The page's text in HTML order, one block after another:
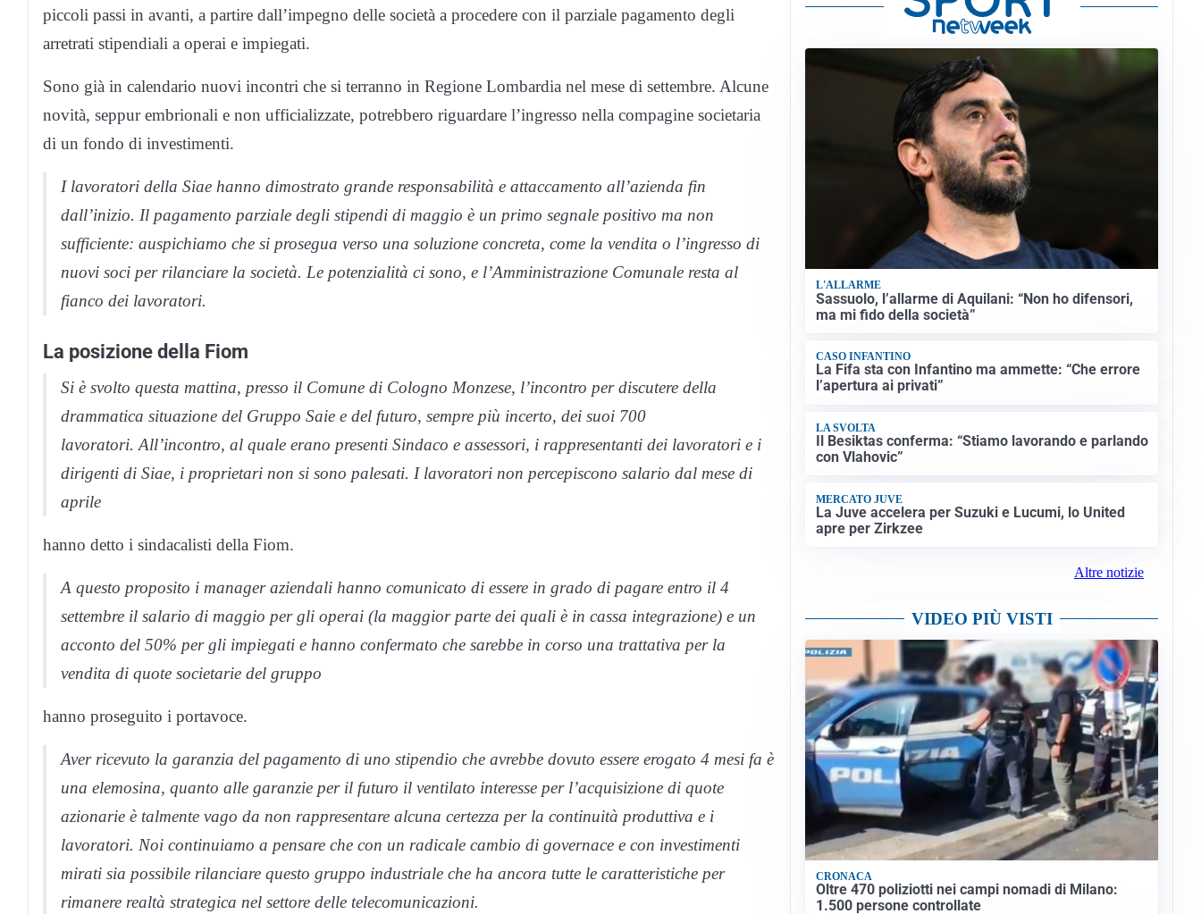
piccoli passi in avanti, a partire dall’impegno delle società a procedere con il parziale pagamento degli
arretrati stipendiali a operai e impiegati.
Sono già in calendario nuovi incontri che si terranno in Regione Lombardia nel mese di settembre. Alcune
novità, seppur embrionali e non ufficializzate, potrebbero riguardare l’ingresso nella compagine societaria
di un fondo di investimenti.
I lavoratori della Siae hanno dimostrato grande responsabilità e attaccamento all’azienda fin
dall’inizio. Il pagamento parziale degli stipendi di maggio è un primo segnale positivo ma non
sufficiente: auspichiamo che si prosegua verso una soluzione concreta, come la vendita o l’ingresso di
nuovi soci per rilanciare la società. Le potenzialità ci sono, e l’Amministrazione Comunale resta al
fianco dei lavoratori.
La posizione della Fiom
Si è svolto questa mattina, presso il Comune di Cologno Monzese, l’incontro per discutere della
drammatica situazione del Gruppo Saie e del futuro, sempre più incerto, dei suoi 700
lavoratori. All’incontro, al quale erano presenti Sindaco e assessori, i rappresentanti dei lavoratori e i
dirigenti di Siae, i proprietari non si sono palesati. I lavoratori non percepiscono salario dal mese di
aprile
hanno detto i sindacalisti della Fiom.
A questo proposito i manager aziendali hanno comunicato di essere in grado di pagare entro il 4
settembre il salario di maggio per gli operai (la maggior parte dei quali è in cassa integrazione) e un
acconto del 50% per gli impiegati e hanno confermato che sarebbe in corso una trattativa per la
vendita di quote societarie del gruppo
hanno proseguito i portavoce.
Aver ricevuto la garanzia del pagamento di uno stipendio che avrebbe dovuto essere erogato 4 mesi fa è
una elemosina, quanto alle garanzie per il futuro il ventilato interesse per l’acquisizione di quote
azionarie è talmente vago da non rappresentare alcuna certezza per la continuità produttiva e i
lavoratori. Noi continuiamo a pensare che con un radicale cambio di governace e con investimenti
mirati sia possibile rilanciare questo gruppo industriale che ha ancora tutte le caratteristiche per
rimanere realtà strategica nel settore delle telecomunicazioni.
L'ALLARME
Sassuolo, l’allarme di Aquilani: “Non ho difensori,
ma mi fido della società”
CASO INFANTINO
La Fifa sta con Infantino ma ammette: “Che errore
l’apertura ai privati”
LA SVOLTA
Il Besiktas conferma: “Stiamo lavorando e parlando
con Vlahovic”
MERCATO JUVE
La Juve accelera per Suzuki e Lucumi, lo United
apre per Zirkzee
Altre notizie
VIDEO PIÙ VISTI
CRONACA
Oltre 470 poliziotti nei campi nomadi di Milano:
1.500 persone controllate